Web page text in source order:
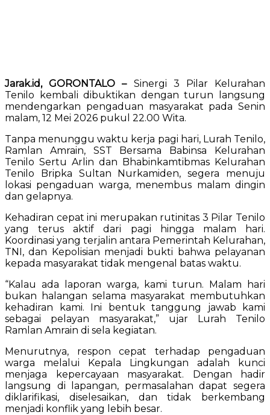
Jarak.id, GORONTALO –Sinergi 3 Pilar Kelurahan
Tenilo kembali dibuktikan dengan turun langsung
mendengarkan pengaduan masyarakat pada Senin
malam, 12 Mei 2026 pukul 22.00 Wita.
Tanpa menunggu waktu kerja pagi hari, Lurah Tenilo,
Ramlan Amrain, SST Bersama Babinsa Kelurahan
Tenilo Sertu Arlin dan Bhabinkamtibmas Kelurahan
Tenilo Bripka Sultan Nurkamiden, segera menuju
lokasi pengaduan warga, menembus malam dingin
dan gelapnya.
Kehadiran cepat ini merupakan rutinitas 3 Pilar Tenilo
yang terus aktif dari pagi hingga malam hari.
Koordinasi yang terjalin antara Pemerintah Kelurahan,
TNI, dan Kepolisian menjadi bukti bahwa pelayanan
kepada masyarakat tidak mengenal batas waktu.
“Kalau ada laporan warga, kami turun. Malam hari
bukan halangan selama masyarakat membutuhkan
kehadiran kami. Ini bentuk tanggung jawab kami
sebagai pelayan masyarakat,” ujar Lurah Tenilo
Ramlan Amrain di sela kegiatan.
Menurutnya, respon cepat terhadap pengaduan
warga melalui Kepala Lingkungan adalah kunci
menjaga kepercayaan masyarakat. Dengan hadir
langsung di lapangan, permasalahan dapat segera
diklarifikasi, diselesaikan, dan tidak berkembang
menjadi konflik yang lebih besar.